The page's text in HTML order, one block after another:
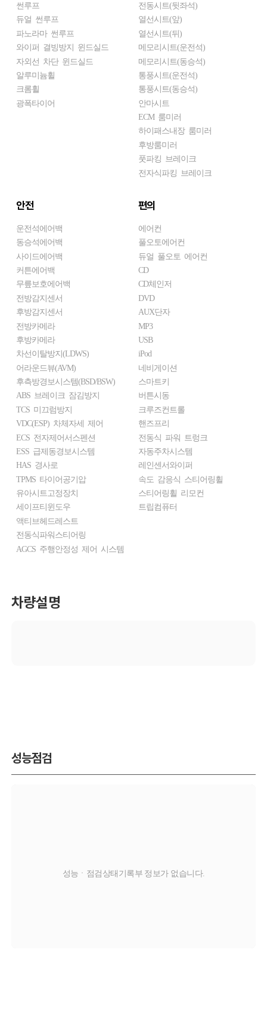
썬루프
듀얼 썬루프
파노라마 썬루프
와이퍼 결빙방지 윈드실드
자외선 차단 윈드실드
알루미늄휠
크롬휠
광폭타이어
전동시트(뒷좌석)
열선시트(앞)
열선시트(뒤)
메모리시트(운전석)
메모리시트(동승석)
통풍시트(운전석)
통풍시트(동승석)
안마시트
ECM 룸미러
하이패스내장 룸미러
후방룸미러
풋파킹 브레이크
전자식파킹 브레이크
안전
운전석에어백
동승석에어백
사이드에어백
커튼에어백
무릎보호에어백
전방감지센서
후방감지센서
전방카메라
후방카메라
차선이탈방지(LDWS)
어라운드뷰(AVM)
후측방경보시스템(BSD/BSW)
ABS 브레이크 잠김방지
TCS 미끄럼방지
VDC(ESP) 차체자세 제어
ECS 전자제어서스펜션
ESS 급제동경보시스템
HAS 경사로
TPMS 타이어공기압
유아시트고정장치
세이프티윈도우
액티브헤드레스트
전동식파워스티어링
AGCS 주행안정성 제어 시스템
편의
에어컨
풀오토에어컨
듀얼 풀오토 에어컨
CD
CD체인저
DVD
AUX단자
MP3
USB
iPod
네비게이션
스마트키
버튼시동
크루즈컨트롤
핸즈프리
전동식 파워 트렁크
자동주차시스템
레인센서와이퍼
속도 감응식 스티어링휠
스티어링휠 리모컨
트립컴퓨터
차량설명
성능점검
성능ㆍ점검상태기록부 정보가 없습니다.